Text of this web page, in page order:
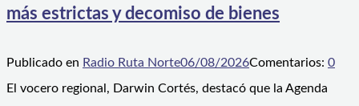
más estrictas y decomiso de bienes
Publicado en Radio Ruta Norte06/08/2026Comentarios: 0
El vocero regional, Darwin Cortés, destacó que la Agenda